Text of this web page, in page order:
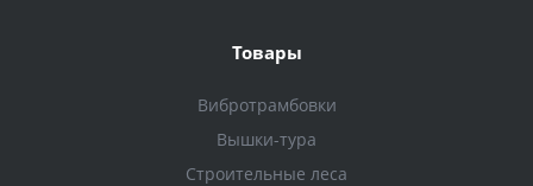
Товары
Вибротрамбовки
Вышки-тура
Строительные леса